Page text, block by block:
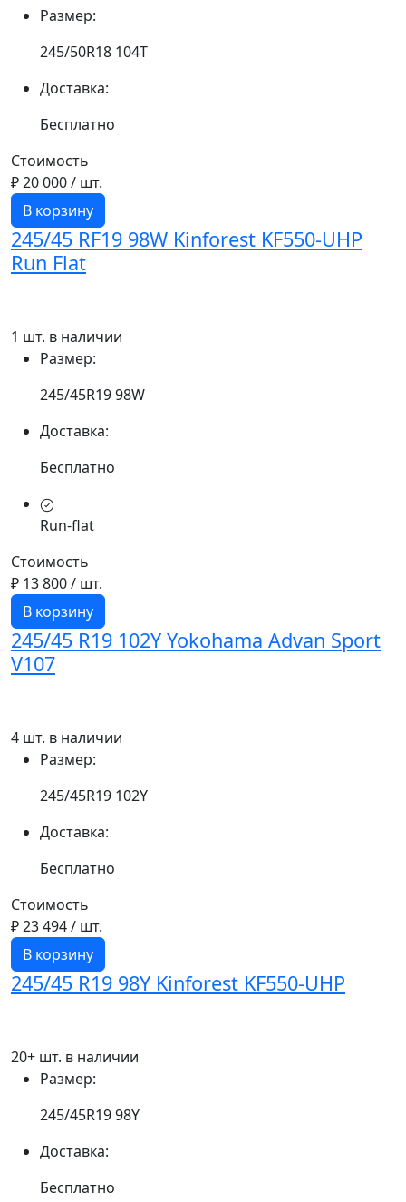
Размер:
245/50R18 104T
Доставка:
Бесплатно
Стоимость
₽ 20 000/ шт.
В корзину
245/45 RF19 98W Kinforest KF550-UHP
Run Flat
1 шт. в наличии
Размер:
245/45R19 98W
Доставка:
Бесплатно
Run-flat
Стоимость
₽ 13 800/ шт.
В корзину
245/45 R19 102Y Yokohama Advan Sport
V107
4 шт. в наличии
Размер:
245/45R19 102Y
Доставка:
Бесплатно
Стоимость
₽ 23 494/ шт.
В корзину
245/45 R19 98Y Kinforest KF550-UHP
20+ шт. в наличии
Размер:
245/45R19 98Y
Доставка:
Бесплатно